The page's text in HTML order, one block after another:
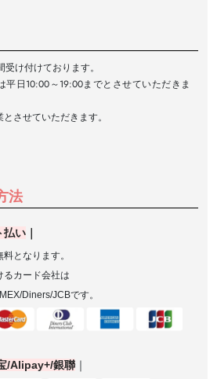
け付けております。
平日10:00～19:00までとさせていただきま
させていただきます。
法
払い
となります。
るカード会社は
Diners/JCBです。
/Alipay+/銀聯｜